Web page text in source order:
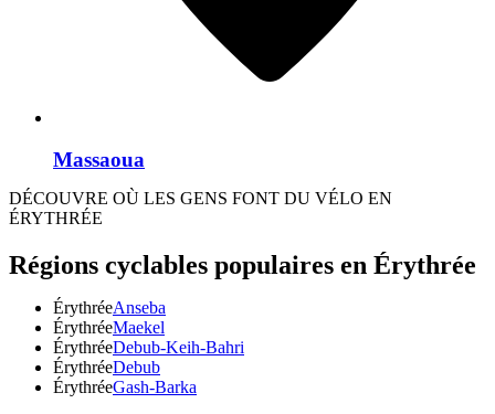
Massaoua
DÉCOUVRE OÙ LES GENS FONT DU VÉLO EN
ÉRYTHRÉE
Régions cyclables populaires en Érythrée
ÉrythréeAnseba
ÉrythréeMaekel
ÉrythréeDebub-Keih-Bahri
ÉrythréeDebub
ÉrythréeGash-Barka